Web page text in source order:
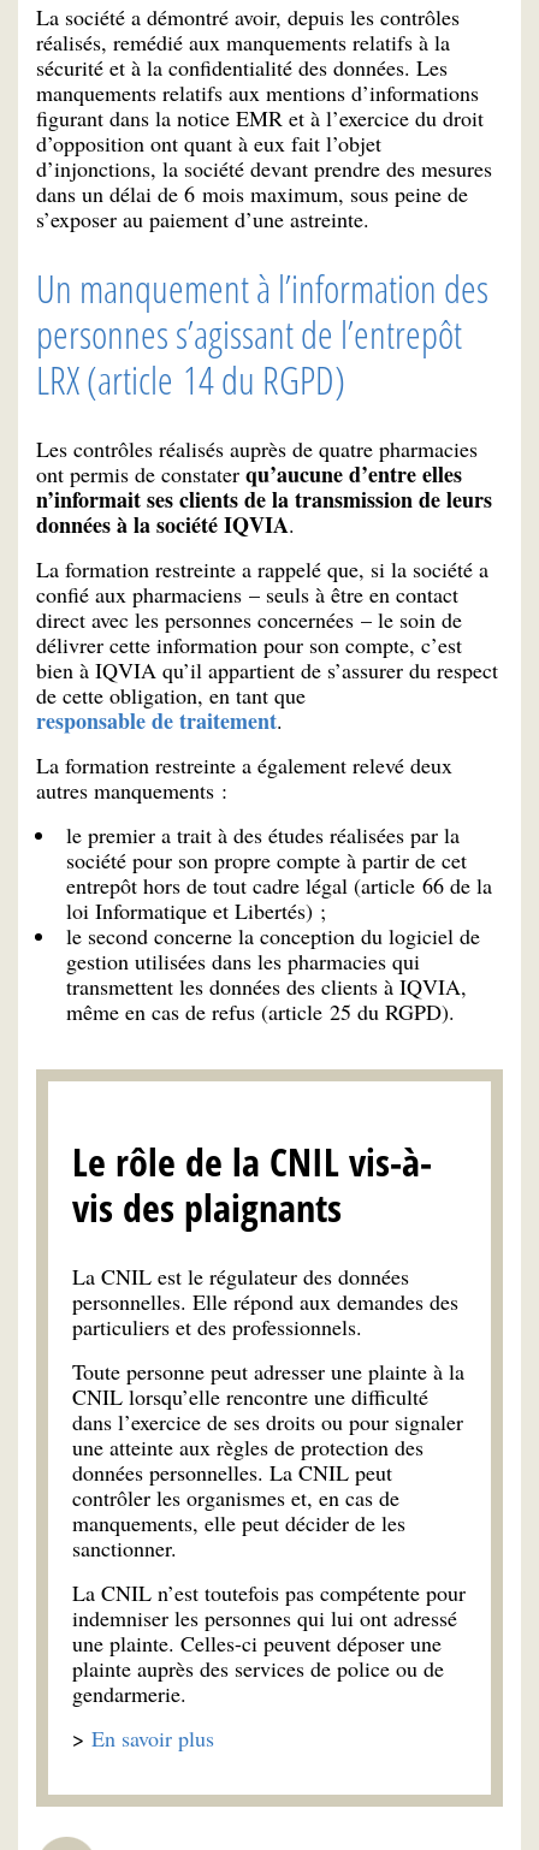
La société a démontré avoir, depuis les contrôles
réalisés, remédié aux manquements relatifs à la
sécurité et à la confidentialité des données. Les
manquements relatifs aux mentions d’informations
figurant dans la notice EMR et à l’exercice du droit
d’opposition ont quant à eux fait l’objet
d’injonctions, la société devant prendre des mesures
dans un délai de 6 mois maximum, sous peine de
s’exposer au paiement d’une astreinte.
Un manquement à l’information des
personnes s’agissant de l’entrepôt
LRX (article 14 du RGPD)
Les contrôles réalisés auprès de quatre pharmacies
ont permis de constater qu’aucune d’entre elles
n’informait ses clients de la transmission de leurs
données à la société IQVIA.
La formation restreinte a rappelé que, si la société a
confié aux pharmaciens – seuls à être en contact
direct avec les personnes concernées – le soin de
délivrer cette information pour son compte, c’est
bien à IQVIA qu’il appartient de s’assurer du respect
de cette obligation, en tant que
responsable de traitement.
La formation restreinte a également relevé deux
autres manquements :
le premier a trait à des études réalisées par la
société pour son propre compte à partir de cet
entrepôt hors de tout cadre légal (article 66 de la
loi Informatique et Libertés) ;
le second concerne la conception du logiciel de
gestion utilisées dans les pharmacies qui
transmettent les données des clients à IQVIA,
même en cas de refus (article 25 du RGPD).
Le rôle de la CNIL vis-à-
vis des plaignants
La CNIL est le régulateur des données
personnelles. Elle répond aux demandes des
particuliers et des professionnels.
Toute personne peut adresser une plainte à la
CNIL lorsqu’elle rencontre une difficulté
dans l’exercice de ses droits ou pour signaler
une atteinte aux règles de protection des
données personnelles. La CNIL peut
contrôler les organismes et, en cas de
manquements, elle peut décider de les
sanctionner.
La CNIL n’est toutefois pas compétente pour
indemniser les personnes qui lui ont adressé
une plainte. Celles-ci peuvent déposer une
plainte auprès des services de police ou de
gendarmerie.
> En savoir plus